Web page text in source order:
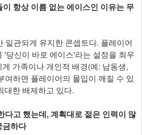
항상 이름 없는 에이스인 이유는 무
일관되게 유지한 콘셉트다. 플레이어
'당신이 바로 에이스'라는 설정을 최우
가족이나 개인적 배경(예: 남동생,
여하면 플레이어의 몰입이 깨질 수 있
대한 배제하고 있다.
다고 했는데, 계획대로 젊은 인력이 많
금하다